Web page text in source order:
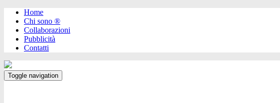
Home
Chi sono ®️
Collaborazioni
Pubblicità
Contatti
Toggle navigation